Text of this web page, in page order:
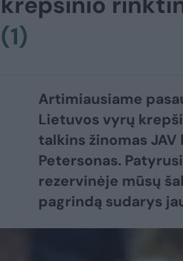
(1)
Artimiausiame
Lietuvos vyrų
talkins žinomas
Petersonas.
rezervinėje mūsų
pagrindą sudarys